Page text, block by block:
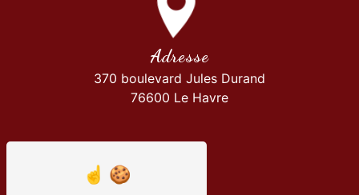
Adresse
370 boulevard Jules Durand
76600 Le Havre